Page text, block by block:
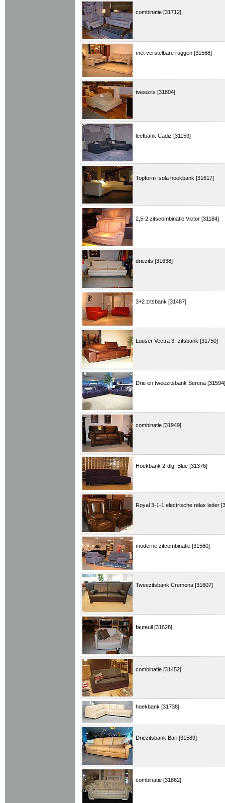
combinatie [31712]
met verstelbare ruggen [31568]
tweezits [31804]
leefbank Cadiz [31159]
Topform Isola hoekbank [31617]
2,5-2 zitscombinatie Victor [31184]
driezits [31638]
3+2 zitsbank [31487]
Louser Vectra 3- zitsbank [31750]
Drie en tweezitsbank Serena [31594]
combinatie [31949]
Hoekbank 2-dlg. Blue [31376]
Royal 3-1-1 electrische relax leder
moderne zitcombinatie [31560]
Tweezitsbank Cremona [31607]
fauteuil [31628]
combinatie [31452]
hoekbank [31738]
Driezitsbank Bari [31589]
combinatie [31862]